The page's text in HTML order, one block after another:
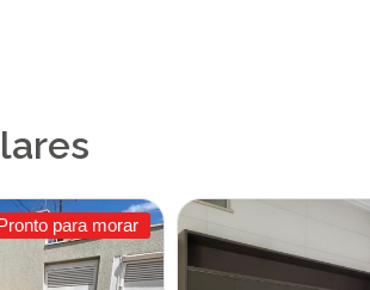
para morar